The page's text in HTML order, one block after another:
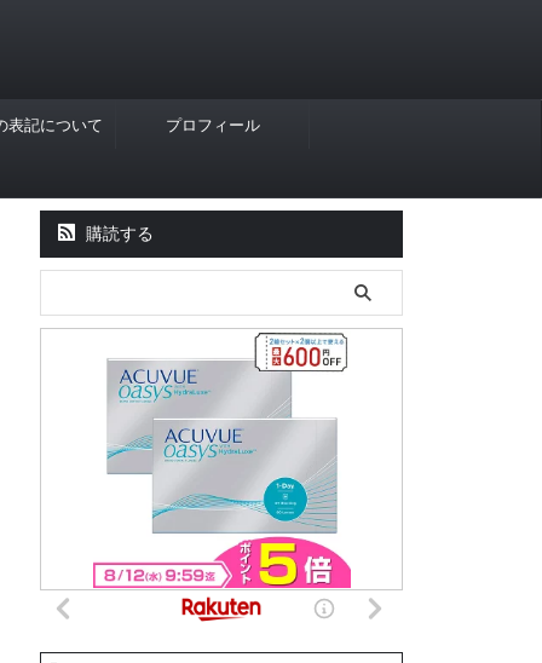
表記について プロフィール
購読する